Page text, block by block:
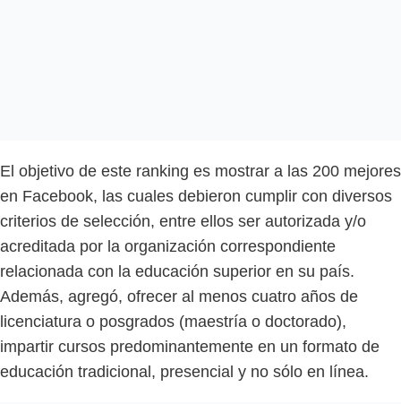
El objetivo de este ranking es mostrar a las 200 mejores
en Facebook, las cuales debieron cumplir con diversos
criterios de selección, entre ellos ser autorizada y/o
acreditada por la organización correspondiente
relacionada con la educación superior en su país.
Además, agregó, ofrecer al menos cuatro años de
licenciatura o posgrados (maestría o doctorado),
impartir cursos predominantemente en un formato de
educación tradicional, presencial y no sólo en línea.